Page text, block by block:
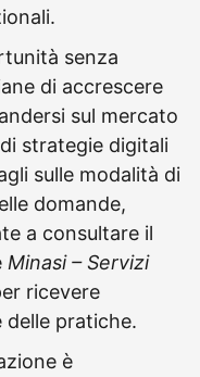
senza
di accrescere
sul mercato
strategie digitali
sulle modalità di
domande,
a consultare il
Minasi – Servizi
ricevere
delle pratiche.
è